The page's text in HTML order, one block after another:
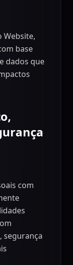
Website,
base
dados que
com
segurança